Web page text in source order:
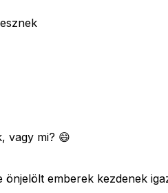
vagy mi? 😄
emberek kezdenek